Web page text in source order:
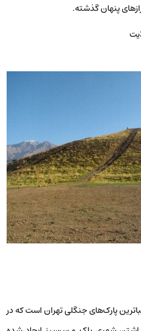
پنهان گذشته.
پارک‌های جنگلی تهران است که در